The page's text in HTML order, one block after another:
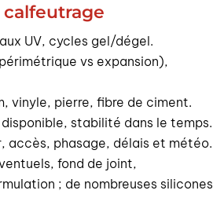
UV, cycles gel/dégel.
vs expansion),
vinyle, pierre, fibre de ciment.
stabilité dans le temps.
accès, phasage, délais et météo.
fond de joint,
; de nombreuses silicones